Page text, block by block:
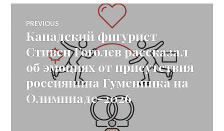
Post
navigation
PREVIOUS
Previous
post:
Канадский фигурист
Стивен Гоголев рассказал
об эмоциях от присутствия
россиянина Гуменника на
Олимпиаде-2026